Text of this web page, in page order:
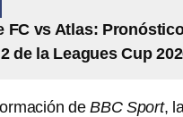
FC vs Atlas:
de la Leagues Cup
de BBC Sport,